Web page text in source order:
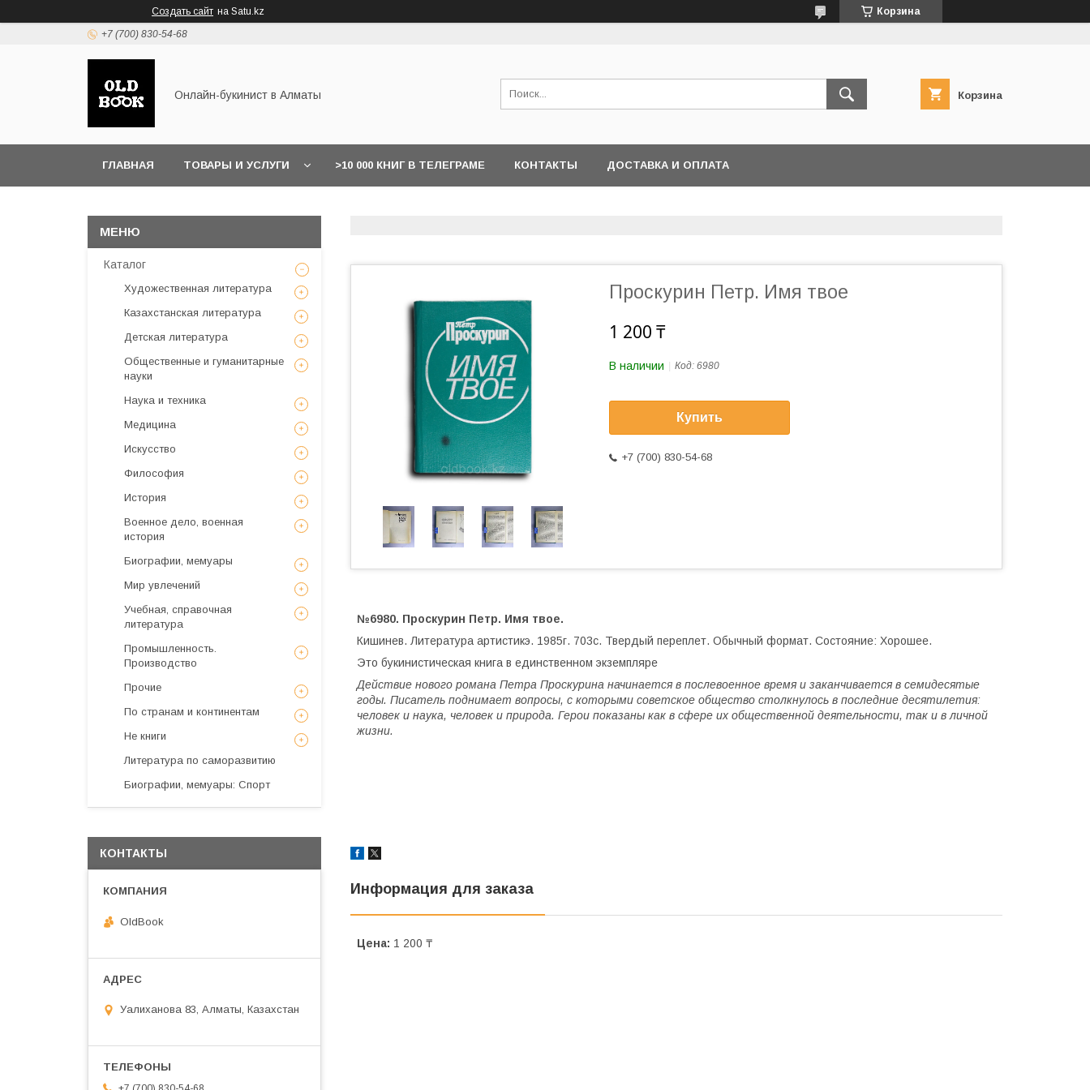
Создать сайт на Satu.kz Корзина
+7 (700) 830-54-68
Онлайн-букинист в Алматы Корзина
ГЛАВНАЯ ТОВАРЫ И УСЛУГИ >10 000 КНИГ В ТЕЛЕГРАМЕ КОНТАКТЫ ДОСТАВКА И ОПЛАТА
Проскурин Петр. Имя твое
1 200 ₸
В наличии Код: 6980
Купить
+7 (700) 830-54-68
№6980. Проскурин Петр. Имя твое.
Кишинев. Литература артистикэ. 1985г. 703с. Твердый переплет. Обычный формат. Состояние: Хорошее.
Это букинистическая книга в единственном экземпляре
Действие нового романа Петра Проскурина начинается в послевоенное время и заканчивается в семидесятые
годы. Писатель поднимает вопросы, с которыми советское общество столкнулось в последние десятилетия:
человек и наука, человек и природа. Герои показаны как в сфере их общественной деятельности, так и в личной
жизни.
Информация для заказа
Цена: 1 200 ₸
Каталог
Художественная литература
Казахстанская литература
Детская литература
Общественные и гуманитарные
науки
Наука и техника
Медицина
Искусствo
Философия
История
Военное дело, военная
история
Биографии, мемуары
Мир увлечений
Учебная, справочная
литература
Промышленность.
Производство
Прочие
По странам и континентам
Не книги
Литература по саморазвитию
Биографии, мемуары: Спорт
КОНТАКТЫ
OldBook
Уалиханова 83, Алматы, Казахстан